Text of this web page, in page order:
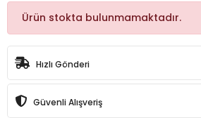
Ürün stokta bulunmamaktadır.
Hızlı Gönderi
Güvenli Alışveriş